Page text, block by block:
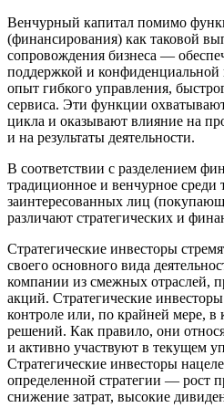
Венчурный капитал помимо
(финансирования) как таковой
сопровождения бизнеса —
поддержкой и конфиденциальной
опыт гибкого управления,
сервиса. Эти функции
цикла и оказывают влияние на
и на результаты деятельности.
В соответствии с разделением
традиционное и венчурное среди
заинтересованных лиц
различают стратегических и
Стратегические инвесторы
своего основного вида
компании из смежных отраслей,
акций. Стратегические
контроле или, по крайней мере, в
решений. Как правило, они
и активно участвуют в текущем
Стратегические инвесторы
определенной стратегии — рост
снижение затрат, высокие